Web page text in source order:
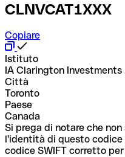
CLNVCAT1XXX
Copiare
Istituto
IA Clarington Investments
Città
Toronto
Paese
Canada
Si prega di notare che
l'identità di questo
codice SWIFT corretto